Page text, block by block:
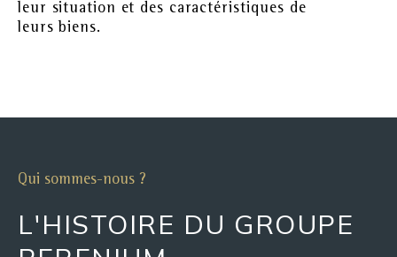
leur situation et des caractéristiques de
leurs biens.
Qui sommes-nous ?
L'HISTOIRE DU GROUPE